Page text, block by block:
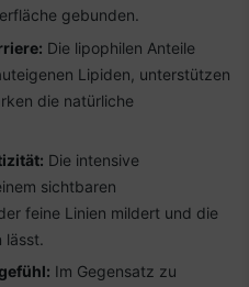
gebunden.
Die lipophilen Anteile
Lipiden, unterstützen
die natürliche
Die intensive
sichtbaren
feine Linien mildert und die
lässt.
Im Gegensatz zu